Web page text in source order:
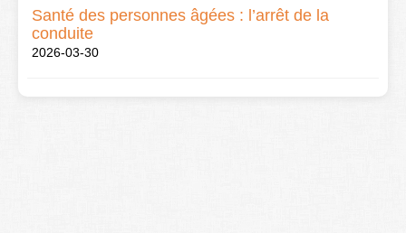
Santé des personnes âgées : l’arrêt de la
conduite
2026-03-30